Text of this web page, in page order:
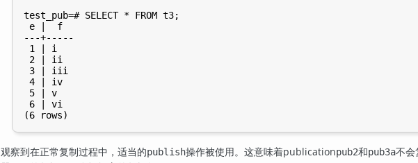
test_pub=# SELECT * FROM t3;
e |  f
---+-----
1 | i
2 | ii
3 | iii
4 | iv
5 | v
6 | vi
观察到在正常复制过程中，适当的publish操作被使用。这意味着publicationpub2和pub3a不会